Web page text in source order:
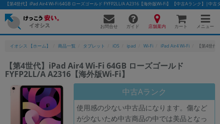
【第4世代】iPad Air4 Wi-Fi 64GB ローズゴールド FYFP2LL/A A2316【海外版Wi-Fi】 【中古Aランク】|中
お問合せ ガイド 店舗案内 カート メニュー
イオシス 【ホーム】 商品一覧 タブレット iOS ipad Wi-Fi iPad Air4 Wi-Fi 【第4世
【第4世代】iPad Air4 Wi-Fi 64GB ローズゴールド
FYFP2LL/A A2316【海外版Wi-Fi】
中古Aランク
使用感の少ない中古品になります。傷など
が少ないため中古商品の中では美品となっ
かんたんパソコン検索に切り替える
フリーワード